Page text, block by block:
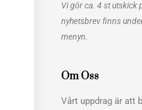
Vi gör ca. 4 st utskick
nyhetsbrev finns
menyn.
Om Oss
Vårt uppdrag är att